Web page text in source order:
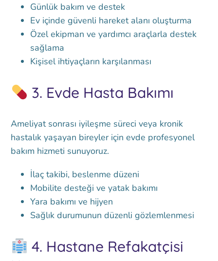
Günlük bakım ve destek
Ev içinde güvenli hareket alanı oluşturma
Özel ekipman ve yardımcı araçlarla destek
sağlama
Kişisel ihtiyaçların karşılanması
3. Evde Hasta Bakımı
Ameliyat sonrası iyileşme süreci veya kronik
hastalık yaşayan bireyler için evde profesyonel
bakım hizmeti sunuyoruz.
İlaç takibi, beslenme düzeni
Mobilite desteği ve yatak bakımı
Yara bakımı ve hijyen
Sağlık durumunun düzenli gözlemlenmesi
4. Hastane Refakatçisi